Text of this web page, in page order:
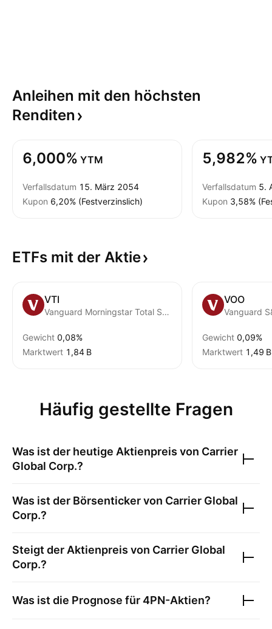
Anleihen mit den höchsten
Renditen
6,000% YTM
Verfallsdatum 15. März 2054
Kupon 6,20% (Festverzinslich)
5,982%
Verfallsdatum 5.
Kupon 3,58%
ETFs mit der Aktie
VTI
Vanguard Morningstar Total Stock Market ETF
Gewicht 0,08%
Marktwert ‪1,84 B‬
VOO
Vanguard
Gewicht 0,09%
Marktwert ‪1,49 B‬
Häufig gestellte Fragen
Was ist der heutige Aktienpreis von Carrier
Global Corp.?
Was ist der Börsenticker von Carrier Global
Corp.?
Steigt der Aktienpreis von Carrier Global
Corp.?
Was ist die Prognose für 4PN-Aktien?